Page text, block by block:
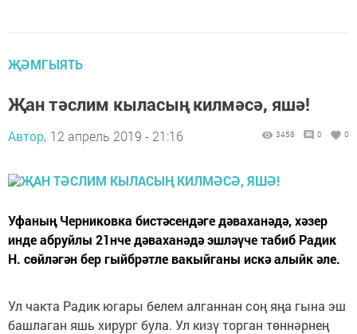
ҖӘМГЫЯТЬ
Җан тәслим кыласың килмәсә, яшә!
Автор, 12 апрель 2019 - 21:16 3458 0 0
Уфаның Черниковка бистәсендәге дәваханәдә, хәзер
инде абруйлы 21нче дәваханәдә эшләүче табиб Радик
Н. сөйләгән бер гыйбрәтле вакыйганы искә алыйк әле.
Ул чакта Радик югары белем алганнан соң яңа гына эш
башлаган яшь хирург була. Ул кизү торган төннәрнең